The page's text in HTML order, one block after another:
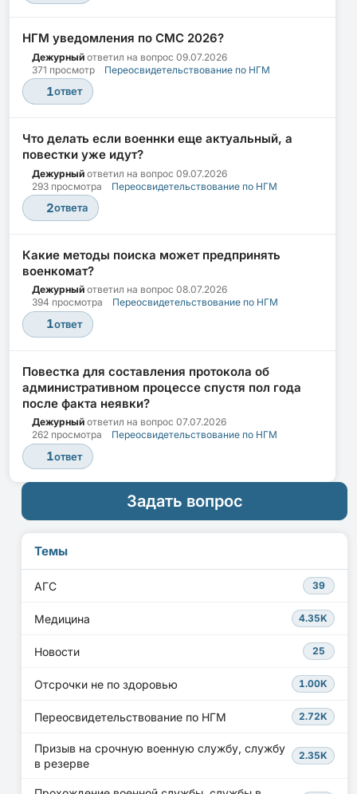
НГМ уведомления по СМС 2026?
Дежурный ответил на вопрос 09.07.2026
371 просмотр
Переосвидетельствование по НГМ
1ответ
Что делать если военнки еще актуальный, а
повестки уже идут?
Дежурный ответил на вопрос 09.07.2026
293 просмотра
Переосвидетельствование по НГМ
2ответа
Какие методы поиска может предпринять
военкомат?
Дежурный ответил на вопрос 08.07.2026
394 просмотра
Переосвидетельствование по НГМ
1ответ
Повестка для составления протокола об
административном процессе спустя пол года
после факта неявки?
Дежурный ответил на вопрос 07.07.2026
262 просмотра
Переосвидетельствование по НГМ
1ответ
Задать вопрос
Темы
АГС 39
Медицина 4.35K
Новости 25
Отсрочки не по здоровью 1.00K
Переосвидетельствование по НГМ 2.72K
Призыв на срочную военную службу, службу
в резерве
2.35K